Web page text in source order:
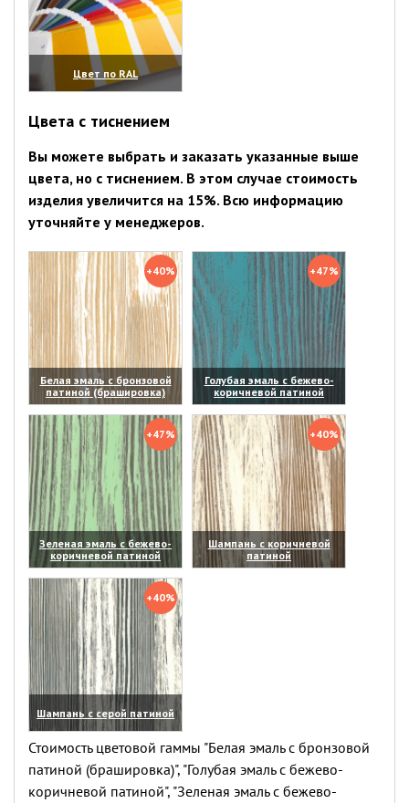
Цвет по RAL
(увеличить)
Цвета с тиснением
Вы можете выбрать и заказать указанные выше
цвета, но с тиснением. В этом случае стоимость
изделия увеличится на 15%. Всю информацию
уточняйте у менеджеров.
+40%
Белая эмаль с бронзовой
патиной (брашировка)
(увеличить)
+47%
Голубая эмаль с бежево-
коричневой патиной
(увеличить)
+47%
Зеленая эмаль с бежево-
коричневой патиной
(увеличить)
+40%
Шампань с коричневой
патиной
(увеличить)
+40%
Шампань с серой патиной
(увеличить)
Стоимость цветовой гаммы "Белая эмаль с бронзовой
патиной (брашировка)", "Голубая эмаль с бежево-
коричневой патиной", "Зеленая эмаль с бежево-